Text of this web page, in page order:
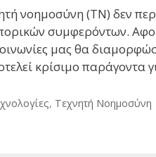
νοημοσύνη (ΤΝ) δεν
συμφερόντων.
μας θα
κρίσιμο παράγοντα
, Τεχνητή Νοημοσύνη